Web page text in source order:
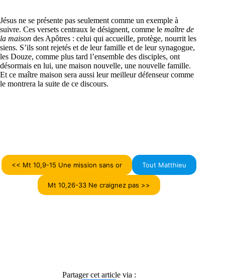
Jésus ne se présente pas seulement comme un exemple à
suivre. Ces versets centraux le désignent, comme le maître de
la maison des Apôtres : celui qui accueille, protège, nourrit les
siens. S’ils sont rejetés et de leur famille et de leur synagogue,
les Douze, comme plus tard l’ensemble des disciples, ont
désormais en lui, une maison nouvelle, une nouvelle famille.
Et ce maître maison sera aussi leur meilleur défenseur comme
le montrera la suite de ce discours.
<< Mt 10,9-15 Une mission sans or Tout Matthieu
Mt 10,26-33 Ne craignez pas >>
Partager cet article via :